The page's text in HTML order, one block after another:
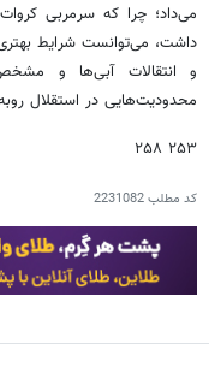
داشت، می‌توانست شرایط
و انتقالات آبی‌ها و
محدودیت‌هایی در استقلال
۲۵۳ ۲۵۸
کد مطلب2231082